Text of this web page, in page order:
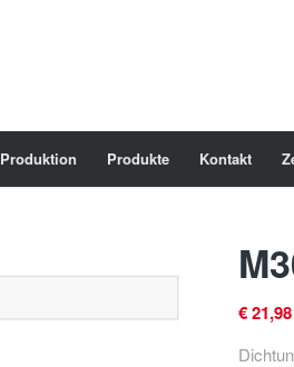
Produktion Produkte Kontakt
€21,98